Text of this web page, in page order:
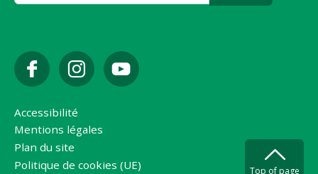
Accessibilité
Mentions légales
Plan du site
Politique de cookies (UE)
Top of page